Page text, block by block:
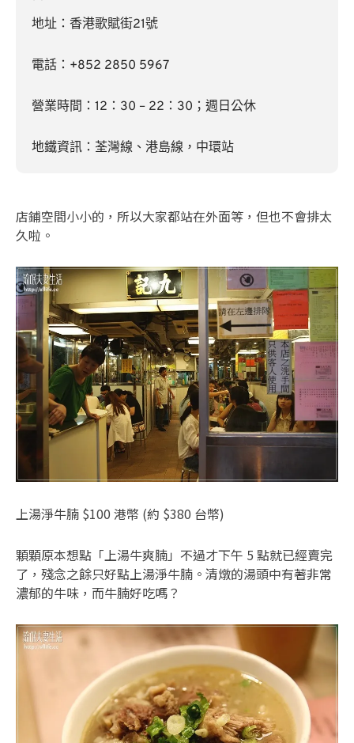
地址：香港歌賦街21號
電話：+852 2850 5967
營業時間：12：30 – 22：30；週日公休
地鐵資訊：荃灣線、港島線，中環站
店鋪空間小小的，所以大家都站在外面等，但也不會排太
久啦。
上湯淨牛腩 $100 港幣 (約 $380 台幣)
顆顆原本想點「上湯牛爽腩」不過才下午 5 點就已經賣完
了，殘念之餘只好點上湯淨牛腩。清燉的湯頭中有著非常
濃郁的牛味，而牛腩好吃嗎？